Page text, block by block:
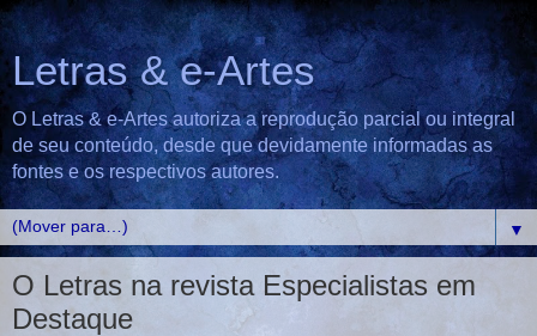
Letras & e-Artes
O Letras & e-Artes autoriza a reprodução parcial ou integral
de seu conteúdo, desde que devidamente informadas as
fontes e os respectivos autores.
▼
O Letras na revista Especialistas em
Destaque